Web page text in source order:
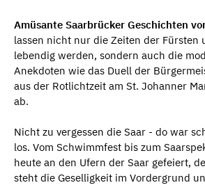
Amüsante Saarbrücker Geschichten
lassen nicht nur die Zeiten der Fürsten
lebendig werden, sondern auch die
Anekdoten wie das Duell der
aus der Rotlichtzeit am St. Johanner
ab.
Nicht zu vergessen die Saar - do war
los. Vom Schwimmfest bis zum
heute an den Ufern der Saar gefeiert,
steht die Geselligkeit im Vordergrund